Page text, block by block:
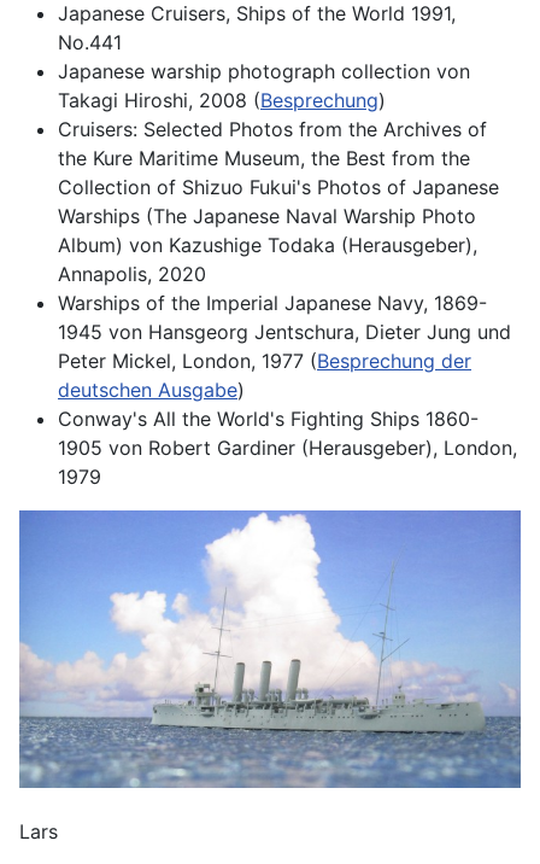
Japanese Cruisers, Ships of the World 1991,
No.441
Japanese warship photograph collection von
Takagi Hiroshi, 2008 (Besprechung)
Cruisers: Selected Photos from the Archives of
the Kure Maritime Museum, the Best from the
Collection of Shizuo Fukui's Photos of Japanese
Warships (The Japanese Naval Warship Photo
Album) von Kazushige Todaka (Herausgeber),
Annapolis, 2020
Warships of the Imperial Japanese Navy, 1869-
1945 von Hansgeorg Jentschura, Dieter Jung und
Peter Mickel, London, 1977 (Besprechung der
deutschen Ausgabe)
Conway's All the World's Fighting Ships 1860-
1905 von Robert Gardiner (Herausgeber), London,
1979
Lars